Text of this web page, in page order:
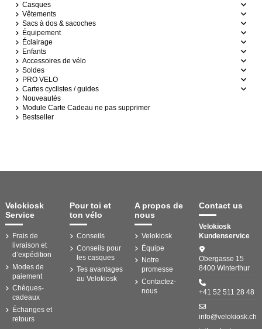
Casques
Vêtements
Sacs à dos & sacoches
Équipement
Éclairage
Enfants
Accessoires de vélo
Soldes
PRO VELO
Cartes cyclistes / guides
Nouveautés
Module Carte Cadeau ne pas supprimer
Bestseller
Velokiosk
Service
Frais de
livraison et
d’expédition
Modes de
paiement
Chèques-
cadeaux
Échanges et
retours
Pour toi et
ton vélo
Conseils
Conseils pour
les casques
Tes avantages
au Velokiosk
A propos de
nous
Velokiosk
Équipe
Notre
promesse
Contactez-
nous
Contact us
Velokiosk
Kundenservice
Obergasse 15
8400 Winterthur
+41 52 511 28 48
info@velokiosk.ch